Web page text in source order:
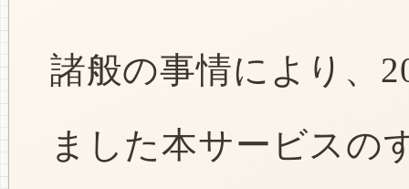
諸般の事情により、
ました本サービスの